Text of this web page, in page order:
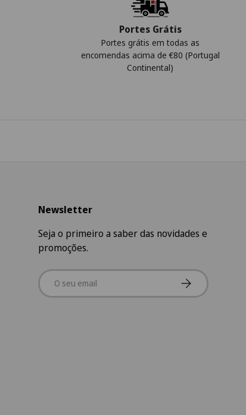
Portes Grátis
Portes grátis em todas as
encomendas acima de €80 (Portugal
Continental)
Newsletter
Seja o primeiro a saber das novidades e
promoções.
Email Subscrever